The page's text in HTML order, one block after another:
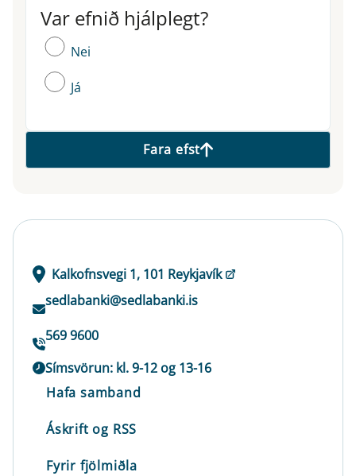
Var efnið hjálplegt?
Var efnið hjálplegt?
Nei
Já
Fara efst
Kalkofnsvegi 1, 101 Reykjavík
sedlabanki@sedlabanki.is
569 9600
Símsvörun: kl. 9-12 og 13-16
Hafa samband
Áskrift og RSS
Fyrir fjölmiðla